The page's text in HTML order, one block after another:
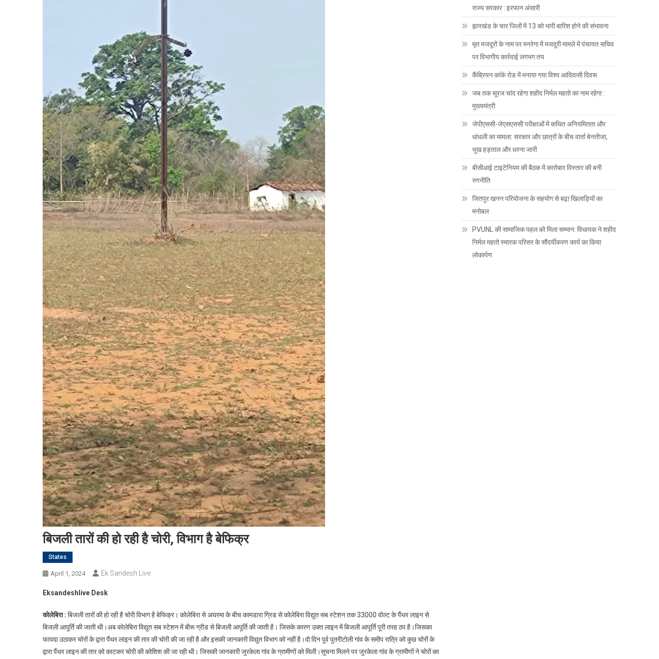
बिजली तारों की हो रही है चोरी, विभाग है बेफिक्र
States
April 1, 2024 Ek Sandesh Live
Eksandeshlive Desk
कोलेबिरा : बिजली तारों की हो रही है चोरी विभाग है बेफिक्र। कोलेबिरा से अघरमा के बीच कामडारा ग्रिड से कोलेबिरा विद्युत सब स्टेशन तक 33000 वोल्ट के पैंथर लाइन से
बिजली आपूर्ति की जाती थी।अब कोलेबिरा विद्युत सब स्टेशन में बीरू ग्रीड से बिजली आपूर्ति की जाती है। जिसके कारण उक्त लाइन में बिजली आपूर्ति पूरी तरह ठप है।जिसका
फायदा उठाकर चोरों के द्वारा पैंथर लाइन की तार की चोरी की जा रही है और इसकी जानकारी विद्युत विभाग को नहीं है।दो दिन पूर्व पुतरीटोली गांव के समीप रात्रि को कुछ चोरों के
द्वारा पैंथर लाइन की तार को काटकर चोरी की कोशिश की जा रही थी। जिसकी जानकारी जुरकेला गांव के ग्रामीणों को मिली।सूचना मिलने पर जुरकेला गांव के ग्रामीणों ने चोरों का
राज्य सरकार : इरफान अंसारी
झारखंड के चार जिलों में 13 को भारी बारिश होने की संभावना
मृत मजदूरों के नाम पर मनरेगा में मजदूरी मामले में पंचायत सचिव
पर विभागीय कार्रवाई लगभग तय
कैंब्रियन कांके रोड में मनाया गया विश्व आदिवासी दिवस
जब तक सूरज चांद रहेगा शहीद निर्मल महतो का नाम रहेगा :
मुख्यमंत्री
जेपीएससी-जेएसएससी परीक्षाओं में कथित अनियमितता और
धांधली का मामला: सरकार और छात्रों के बीच वार्ता बेनतीजा,
भूख हड़ताल और धरना जारी
बीसीआई टाइटेनियम की बैठक में कारोबार विस्तार की बनी
रणनीति
जितपुर खनन परियोजना के सहयोग से बढ़ा खिलाड़ियों का
मनोबल
PVUNL की सामाजिक पहल को मिला सम्मान: विधायक ने शहीद
निर्मल महतो स्मारक परिसर के सौंदर्यीकरण कार्य का किया
लोकार्पण